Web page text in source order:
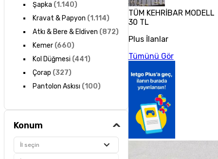
Şapka (1.140)
Kravat & Papyon (1.114)
Atkı & Bere & Eldiven (872)
Kemer(660)
Kol Düğmesi (441)
Çorap (327)
Pantolon Askısı (100)
Konum
İl seçin
TÜM KEHRİBAR
30 TL
Plus İlanlar
Tümünü Gör